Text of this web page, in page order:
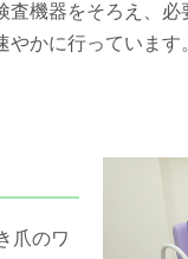
査機器をそろえ、
かに行っています
爪のワ